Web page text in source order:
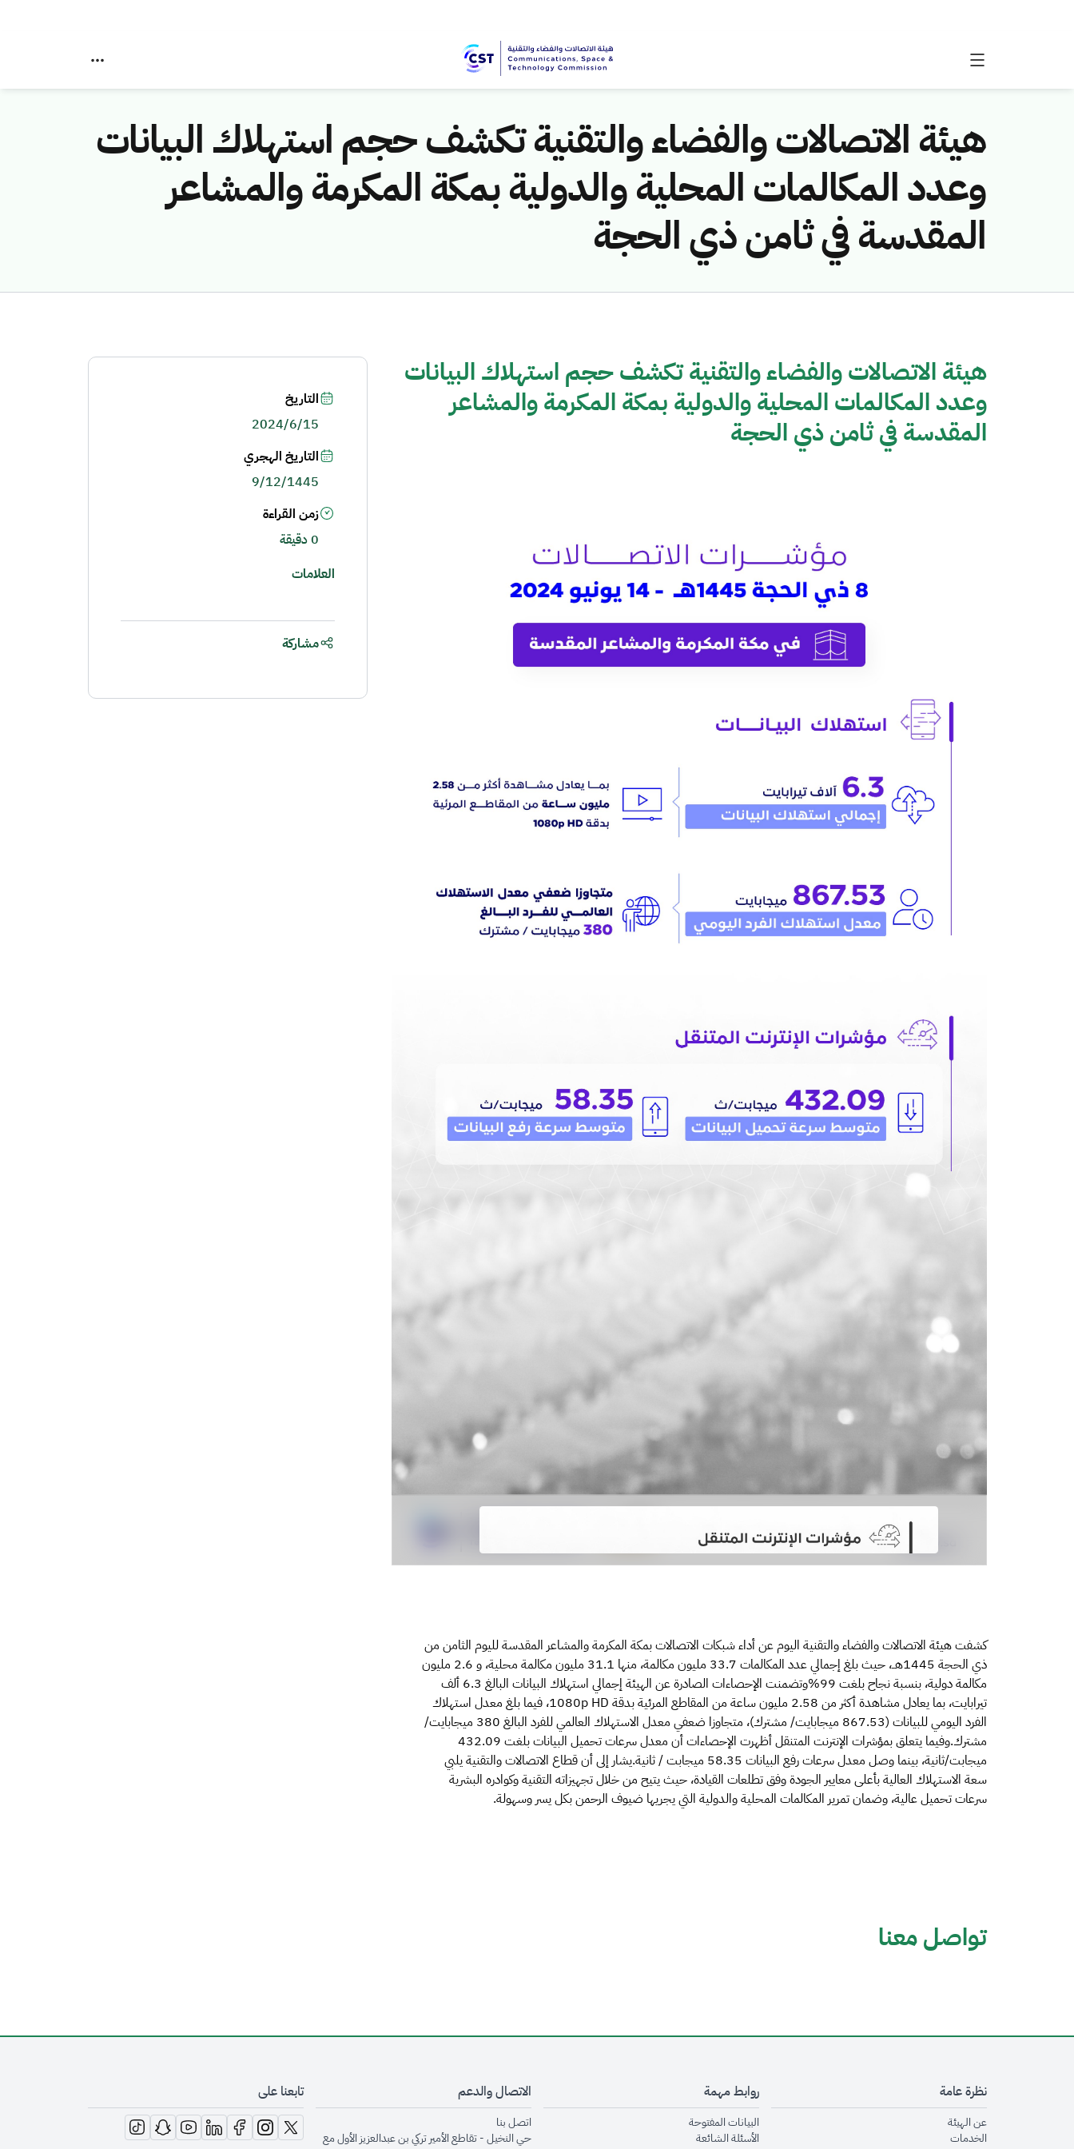
هيئة الاتصالات والفضاء والتقنية تكشف حجم استهلاك البيانات
وعدد المكالمات المحلية والدولية بمكة المكرمة والمشاعر
المقدسة في ثامن ذي الحجة
هيئة الاتصالات والفضاء والتقنية تكشف حجم استهلاك البيانات
وعدد المكالمات المحلية والدولية بمكة المكرمة والمشاعر
المقدسة في ثامن ذي الحجة
كشفت هيئة الاتصالات والفضاء والتقنية اليوم عن أداء شبكات الاتصالات بمكة المكرمة والمشاعر المقدسة لليوم الثامن من
ذي الحجة 1445هــ، حيث بلغ إجمالي عدد المكالمات 33.7 مليون مكالمة، منها 31.1 مليون مكالمة محلية، و 2.6 مليون
مكالمة دولية، بنسبة نجاح بلغت 99%وتضمنت الإحصاءات الصادرة عن الهيئة إجمالي استهلاك البيانات البالغ 6.3 ألف
تيرابايت، بما يعادل مشاهدة أكثر من 2.58 مليون ساعة من المقاطع المرئية بدقة 1080p HD، فيما بلغ معدل استهلاك
الفرد اليومي للبيانات (867.53 ميجابايت/ مشترك)، متجاوزا ضعفي معدل الاستهلاك العالمي للفرد البالغ 380 ميجابايت/
مشترك.وفيما يتعلق بمؤشرات الإنترنت المتنقل أظهرت الإحصاءات أن معدل سرعات تحميل البيانات بلغت 432.09
ميجابت/ثانية، بينما وصل معدل سرعات رفع البيانات 58.35 ميجابت / ثانية.يشار إلى أن قطاع الاتصالات والتقنية يلبي
سعة الاستهلاك العالية بأعلى معايير الجودة وفق تطلعات القيادة، حيث يتيح من خلال تجهيزاته التقنية وكوادره البشرية
سرعات تحميل عالية، وضمان تمرير المكالمات المحلية والدولية التي يجريها ضيوف الرحمن بكل يسر وسهولة.
التاريخ
2024/6/15
التاريخ الهجري
9/12/1445
زمن القراءة
0 دقيقة
العلامات
مشاركة
تواصل معنا
نظرة عامة
عن الهيئةopens in new window
الخدماتopens in new window
روابط مهمة
البيانات المفتوحةopens in new window
الأسئلة الشائعةopens in new window
الاتصال والدعم
اتصل بنا
حي النخيل - تقاطع الأمير تركي بن عبدالعزيز الأول مع
تابعنا على
opens in new window
opens in new window
opens in new window
opens in new window
opens in new window
opens in new window
opens in new window